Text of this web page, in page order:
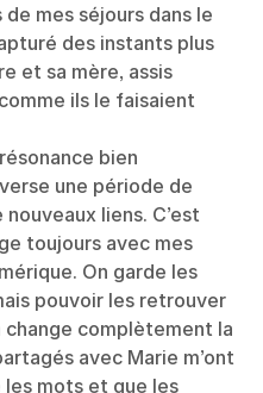
mes séjours dans le
des instants plus
et sa mère, assis
ils le faisaient
bien
une période de
liens. C’est
toujours avec mes
On garde les
pouvoir les retrouver
complètement la
avec Marie m’ont
les mots et que les